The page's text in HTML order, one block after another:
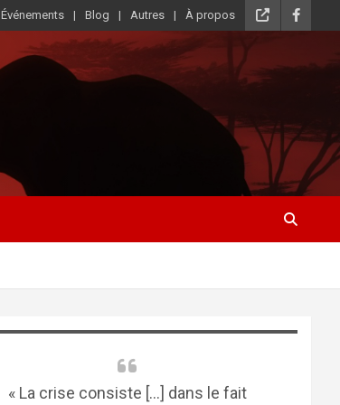
Événements Blog Autres À propos
« La crise consiste [...] dans le fait